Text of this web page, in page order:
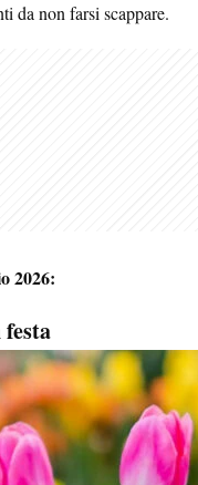
da non farsi scappare.
2026: